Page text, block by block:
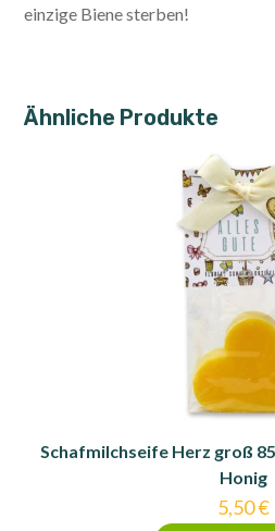
einzige Biene sterben!
Ähnliche Produkte
Schafmilchseife Herz groß
Honig
5,50€